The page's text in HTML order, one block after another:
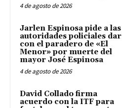
4 de agosto de 2026
Jarlen Espinosa pide a las
autoridades policiales dar
con el paradero de «El
Menor» por muerte del
mayor José Espinosa
4 de agosto de 2026
David Collado firma
acuerdo con la ITF para